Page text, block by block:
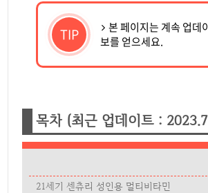
TIP
본 페이지는 계속 업데
보를 얻으세요.
목차 (최근 업데이트 :
21세기 센츄리 성인용 멀티비타민